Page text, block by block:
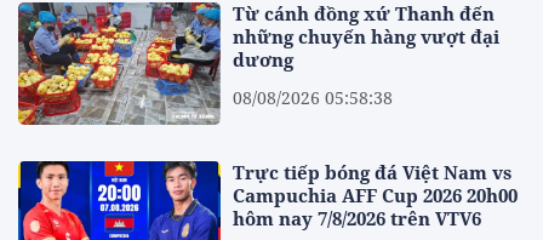
Từ cánh đồng xứ Thanh đến
những chuyến hàng vượt đại
dương
08/08/2026 05:58:38
Trực tiếp bóng đá Việt Nam vs
Campuchia AFF Cup 2026 20h00
hôm nay 7/8/2026 trên VTV6